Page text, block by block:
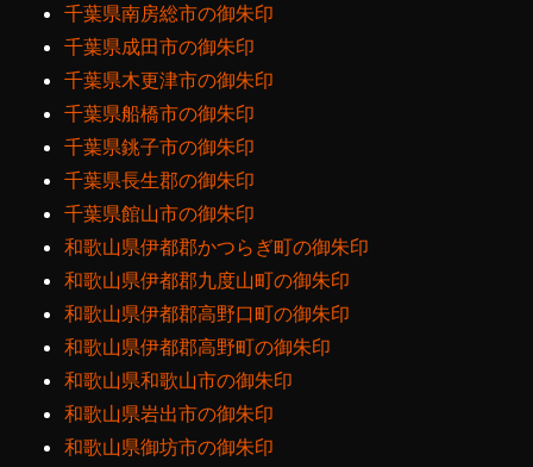
千葉県南房総市の御朱印
千葉県成田市の御朱印
千葉県木更津市の御朱印
千葉県船橋市の御朱印
千葉県銚子市の御朱印
千葉県長生郡の御朱印
千葉県館山市の御朱印
和歌山県伊都郡かつらぎ町の御朱印
和歌山県伊都郡九度山町の御朱印
和歌山県伊都郡高野口町の御朱印
和歌山県伊都郡高野町の御朱印
和歌山県和歌山市の御朱印
和歌山県岩出市の御朱印
和歌山県御坊市の御朱印